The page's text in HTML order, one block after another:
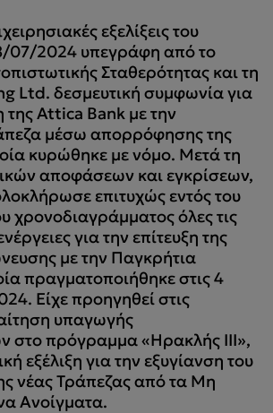
εξελίξεις του
07/2024 υπεγράφη από το
Σταθερότητας και τη
Ltd. δεσμευτική συμφωνία για
Attica Bank με την
μέσω απορρόφησης της
κυρώθηκε με νόμο. Μετά τη
αποφάσεων και εγκρίσεων,
επιτυχώς εντός του
χρονοδιαγράμματος όλες τις
για την επίτευξη της
με την Παγκρήτια
πραγματοποιήθηκε στις 4
Είχε προηγηθεί στις
υπαγωγής
στο πρόγραμμα «Ηρακλής ΙΙΙ»,
εξέλιξη για την εξυγίανση του
νέας Τράπεζας από τα Μη
Ανοίγματα.